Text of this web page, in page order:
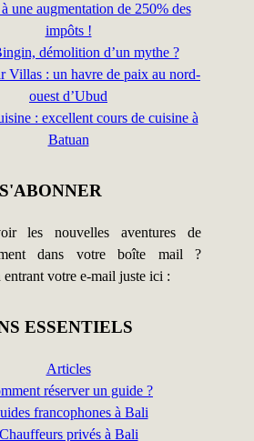
une augmentation de 250% des
impôts !
démolition d’un mythe ?
Villas : un havre de paix au nord-
ouest d’Ubud
: excellent cours de cuisine à
Batuan
S'ABONNER
les nouvelles aventures de
dans votre boîte mail ?
votre e-mail juste ici :
ESSENTIELS
Articles
réserver un guide ?
francophones à Bali
Chauffeurs privés à Bali